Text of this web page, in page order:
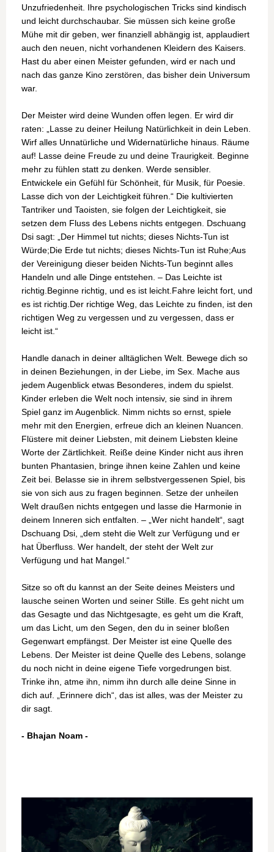
Unzufriedenheit. Ihre psychologischen Tricks sind kindisch
und leicht durchschaubar. Sie müssen sich keine große
Mühe mit dir geben, wer finanziell abhängig ist, applaudiert
auch den neuen, nicht vorhandenen Kleidern des Kaisers.
Hast du aber einen Meister gefunden, wird er nach und
nach das ganze Kino zerstören, das bisher dein Universum
war.
Der Meister wird deine Wunden offen legen. Er wird dir
raten: „Lasse zu deiner Heilung Natürlichkeit in dein Leben.
Wirf alles Unnatürliche und Widernatürliche hinaus. Räume
auf! Lasse deine Freude zu und deine Traurigkeit. Beginne
mehr zu fühlen statt zu denken. Werde sensibler.
Entwickele ein Gefühl für Schönheit, für Musik, für Poesie.
Lasse dich von der Leichtigkeit führen.“ Die kultivierten
Tantriker und Taoisten, sie folgen der Leichtigkeit, sie
setzen dem Fluss des Lebens nichts entgegen. Dschuang
Dsi sagt: „Der Himmel tut nichts; dieses Nichts-Tun ist
Würde;Die Erde tut nichts; dieses Nichts-Tun ist Ruhe;Aus
der Vereinigung dieser beiden Nichts-Tun beginnt alles
Handeln und alle Dinge entstehen. – Das Leichte ist
richtig.Beginne richtig, und es ist leicht.Fahre leicht fort, und
es ist richtig.Der richtige Weg, das Leichte zu finden, ist den
richtigen Weg zu vergessen und zu vergessen, dass er
leicht ist.“
Handle danach in deiner alltäglichen Welt. Bewege dich so
in deinen Beziehungen, in der Liebe, im Sex. Mache aus
jedem Augenblick etwas Besonderes, indem du spielst.
Kinder erleben die Welt noch intensiv, sie sind in ihrem
Spiel ganz im Augenblick. Nimm nichts so ernst, spiele
mehr mit den Energien, erfreue dich an kleinen Nuancen.
Flüstere mit deiner Liebsten, mit deinem Liebsten kleine
Worte der Zärtlichkeit. Reiße deine Kinder nicht aus ihren
bunten Phantasien, bringe ihnen keine Zahlen und keine
Zeit bei. Belasse sie in ihrem selbstvergessenen Spiel, bis
sie von sich aus zu fragen beginnen. Setze der unheilen
Welt draußen nichts entgegen und lasse die Harmonie in
deinem Inneren sich entfalten. – „Wer nicht handelt“, sagt
Dschuang Dsi, „dem steht die Welt zur Verfügung und er
hat Überfluss. Wer handelt, der steht der Welt zur
Verfügung und hat Mangel.“
Sitze so oft du kannst an der Seite deines Meisters und
lausche seinen Worten und seiner Stille. Es geht nicht um
das Gesagte und das Nichtgesagte, es geht um die Kraft,
um das Licht, um den Segen, den du in seiner bloßen
Gegenwart empfängst. Der Meister ist eine Quelle des
Lebens. Der Meister ist deine Quelle des Lebens, solange
du noch nicht in deine eigene Tiefe vorgedrungen bist.
Trinke ihn, atme ihn, nimm ihn durch alle deine Sinne in
dich auf. „Erinnere dich“, das ist alles, was der Meister zu
dir sagt.
- Bhajan Noam -